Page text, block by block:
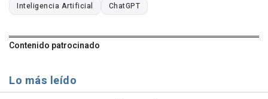
Inteligencia Artificial ChatGPT
Contenido patrocinado
Lo más leído